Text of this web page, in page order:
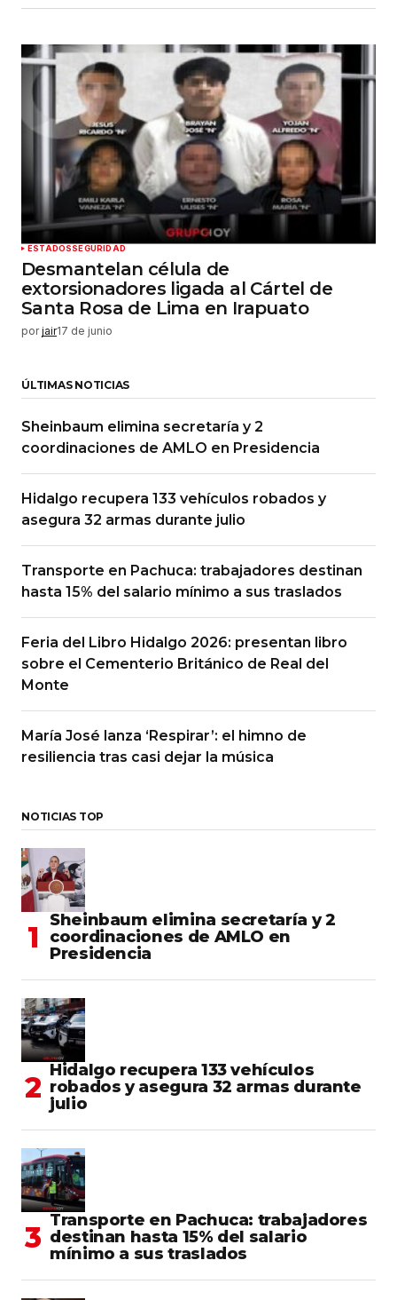
ESTADOSSEGURIDAD
Desmantelan célula de
extorsionadores ligada al Cártel de
Santa Rosa de Lima en Irapuato
por jair17 de junio
ÚLTIMAS NOTICIAS
Sheinbaum elimina secretaría y 2
coordinaciones de AMLO en Presidencia
Hidalgo recupera 133 vehículos robados y
asegura 32 armas durante julio
Transporte en Pachuca: trabajadores destinan
hasta 15% del salario mínimo a sus traslados
Feria del Libro Hidalgo 2026: presentan libro
sobre el Cementerio Británico de Real del
Monte
María José lanza ‘Respirar’: el himno de
resiliencia tras casi dejar la música
NOTICIAS TOP
Sheinbaum elimina secretaría y 2
coordinaciones de AMLO en
Presidencia
Hidalgo recupera 133 vehículos
robados y asegura 32 armas durante
julio
Transporte en Pachuca: trabajadores
destinan hasta 15% del salario
mínimo a sus traslados